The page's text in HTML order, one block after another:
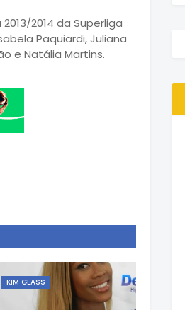
2014 da Superliga
Paquiardi, Juliana
e Natália Martins.
KIM GLASS